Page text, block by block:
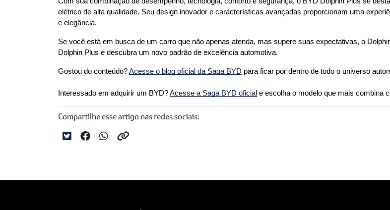
elétrico de alta qualidade. Seu design inovador e características avançadas proporcionam uma
e elegância.
Se você está em busca de um carro que não apenas atenda, mas supere suas expectativas, o
Dolphin Plus e descubra um novo padrão de excelência automotiva.
Gostou do conteúdo? Acesse o blog oficial da Saga BYD para ficar por dentro de todo o universo
Interessado em adquirir um BYD?Acesse a Saga BYD oficial e escolha o modelo que mais combina
Compartilhe esse artigo nas redes sociais: